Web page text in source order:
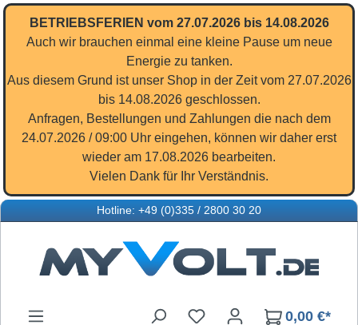
Zum Hauptinhalt springen
BETRIEBSFERIEN vom 27.07.2026 bis 14.08.2026
Auch wir brauchen einmal eine kleine Pause um neue
Energie zu tanken.
Aus diesem Grund ist unser Shop in der Zeit vom 27.07.2026
bis 14.08.2026 geschlossen.
Anfragen, Bestellungen und Zahlungen die nach dem
24.07.2026 / 09:00 Uhr eingehen, können wir daher erst
wieder am 17.08.2026 bearbeiten.
Vielen Dank für Ihr Verständnis.
Hotline: +49 (0)335 / 2800 30 20
Du hast 0 Produkte auf
0,00 €*